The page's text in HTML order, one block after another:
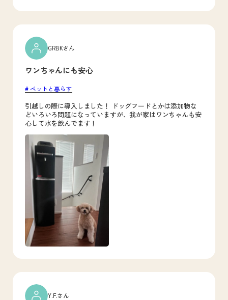
ワンちゃんにも安心
ペットと暮らす
GRBKさん
引越しの際に導入しました！ ドッグフードとかは添加物な
どいろいろ問題になっていますが、我が家はワンちゃんも安
心して水を飲んでます！
Y.F.さん